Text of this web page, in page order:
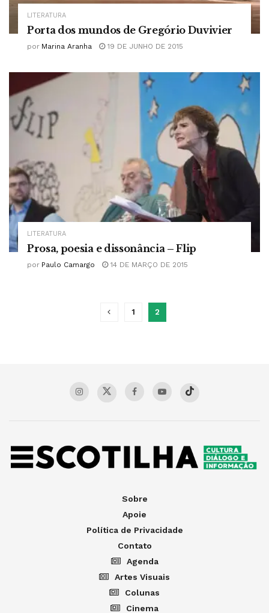
LITERATURA
Porta dos mundos de Gregório Duvivier
por Marina Aranha 19 DE JUNHO DE 2015
LITERATURA
Prosa, poesia e dissonância – Flip
por Paulo Camargo 14 DE MARÇO DE 2015
1 2
Sobre
Apoie
Política de Privacidade
Contato
Agenda
Artes Visuais
Colunas
Cinema